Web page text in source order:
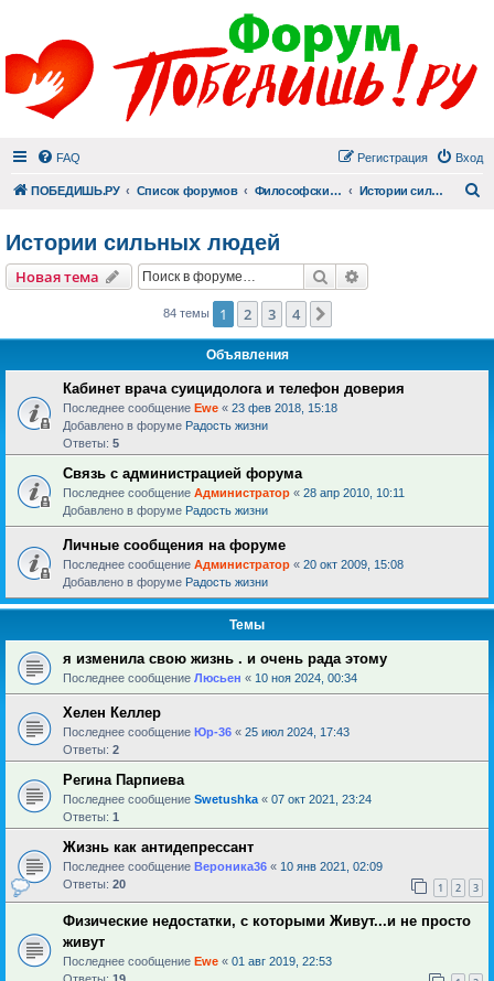
FAQ Вход
Регистрация
ПОБЕДИШЬ.РУ Список форумов Философский раздел Истории сильных людей
Истории сильных людей
Новая тема Поиск
84 темы 1 2 3 4
Объявления
Кабинет врача суицидолога и телефон доверия
Последнее сообщение Ewe « 23 фев 2018, 15:18
Добавлено в форуме Радость жизни
Ответы: 5
Связь с администрацией форума
Последнее сообщение Администратор « 28 апр 2010, 10:11
Добавлено в форуме Радость жизни
Личные сообщения на форуме
Последнее сообщение Администратор « 20 окт 2009, 15:08
Добавлено в форуме Радость жизни
Темы
я изменила свою жизнь . и очень рада этому
Последнее сообщение Люсьен « 10 ноя 2024, 00:34
Хелен Келлер
Последнее сообщение Юр-36 « 25 июл 2024, 17:43
Ответы: 2
Регина Парпиева
Последнее сообщение Swetushka « 07 окт 2021, 23:24
Ответы: 1
Жизнь как антидепрессант
Последнее сообщение Вероника36 « 10 янв 2021, 02:09
Ответы: 20 1 2 3
Физические недостатки, с которыми Живут...и не просто
живут
Последнее сообщение Ewe « 01 авг 2019, 22:53